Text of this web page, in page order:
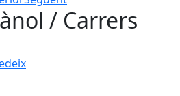
/ Carrers